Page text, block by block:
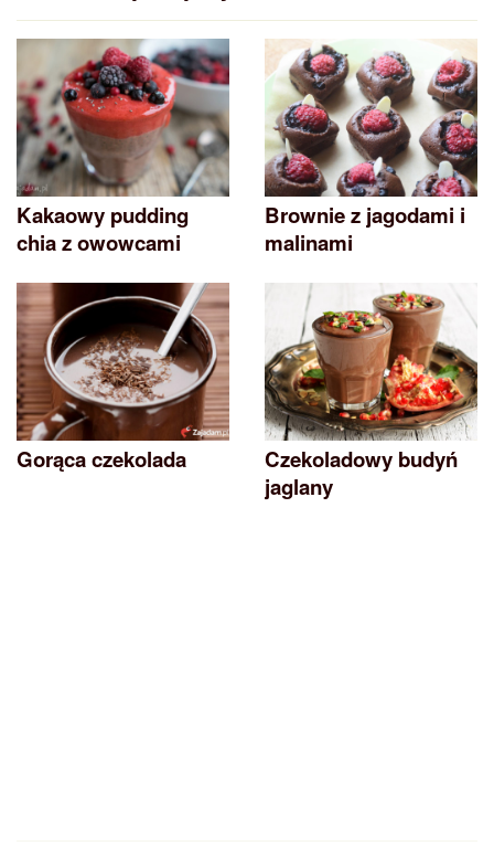
Kakaowy pudding
chia z owowcami
Brownie z jagodami i
malinami
Gorąca czekolada
Czekoladowy budyń
jaglany